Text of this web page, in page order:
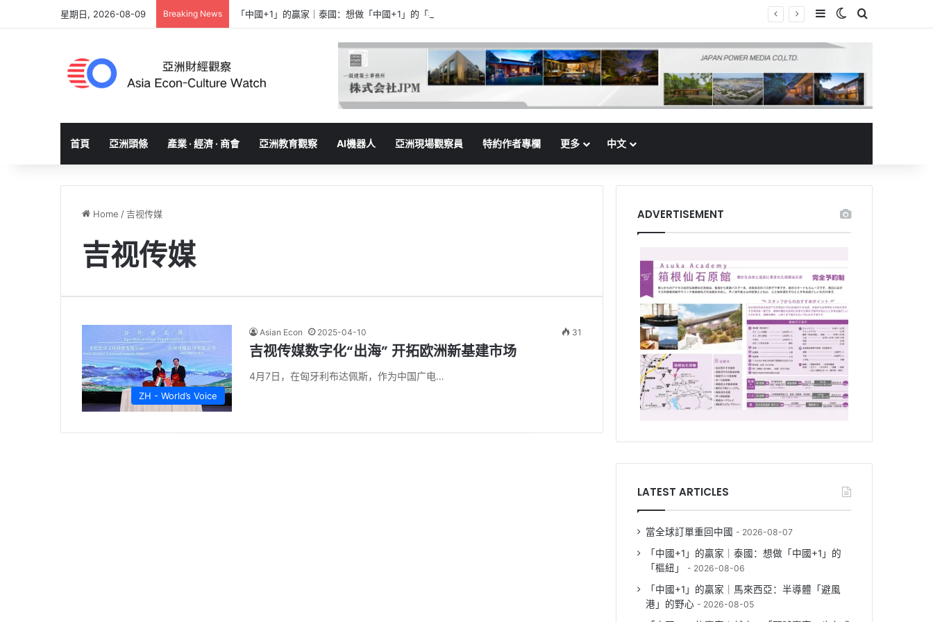
星期日, 2026-08-09 Breaking News 「中國+1」的贏家｜泰國：想做「中國+1」的「樞紐」 SidebarSwitch skin
Search for
首頁 亞洲頭條 產業 · 經濟 · 商會 亞洲教育觀察 AI機器人 亞洲現場觀察員 特約作者專欄 更多 中文
Home /吉视传媒
吉视传媒
ZH - World’s Voice
Asian Econ 2025-04-10 31
吉视传媒数字化“出海” 开拓欧洲新基建市场
4月7日，在匈牙利布达佩斯，作为中国广电…
ADVERTISEMENT
LATEST ARTICLES
當全球訂單重回中國 2026-08-07
「中國+1」的贏家｜泰國：想做「中國+1」的
「樞紐」
2026-08-06
「中國+1」的贏家｜馬來西亞：半導體「避風
港」的野心
2026-08-05